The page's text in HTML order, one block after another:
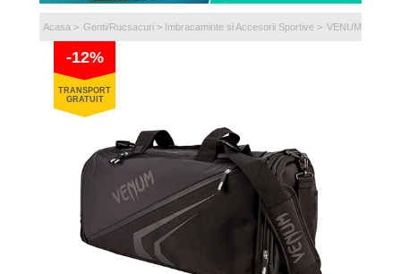
Acasa > Genti/Rucsacuri > Imbracaminte si Accesorii Sportive > VENUM
-12%
TRANSPORT
GRATUIT